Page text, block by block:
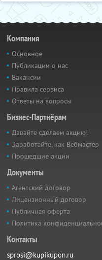
Компания
Основное
Публикации о нас
Вакансии
Правила сервиса
Ответы на вопросы
Бизнес-Партнёрам
Давайте сделаем акцию!
Заработайте, как Вебмастер
Прошедшие акции
Документы
Агентский договор
Лицензионный договор
Публичная оферта
Политика
Контакты
sprosi@kupikupon.ru